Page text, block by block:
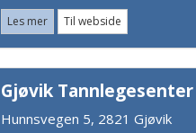
Les mer Til webside
Gjøvik Tannlegesenter
Hunnsvegen 5, 2821 Gjøvik